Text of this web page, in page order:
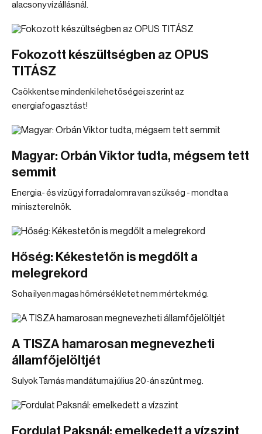
alacsony vízállásnál.
Fokozott készültségben az OPUS
TITÁSZ
Csökkentse mindenki lehetőségei szerint az
energiafogasztást!
Magyar: Orbán Viktor tudta, mégsem tett
semmit
Energia- és vízügyi forradalomra van szükség - mondta a
miniszterelnök.
Hőség: Kékestetőn is megdőlt a
melegrekord
Soha ilyen magas hőmérsékletet nem mértek még.
A TISZA hamarosan megnevezheti
államfőjelöltjét
Sulyok Tamás mandátuma július 20-án szűnt meg.
Fordulat Paksnál: emelkedett a vízszint